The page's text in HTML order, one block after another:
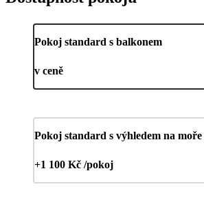
Pokoj standard s balkonem
v ceně
Pokoj standard s výhledem na
+1 100 Kč /pokoj